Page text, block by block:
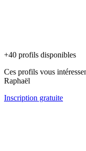
+40 profils disponibles
Ces profils vous
Raphaël
Inscription gratuite